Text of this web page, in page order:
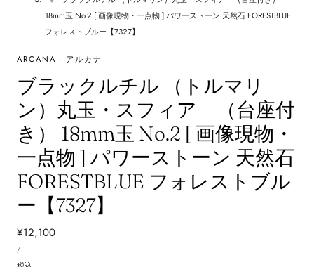
18mm玉 No.2 [ 画像現物・一点物 ] パワーストーン 天然石 FORESTBLUE
フォレストブルー【7327】
ARCANA - アルカナ -
ブラックルチル （トルマリ
ン）丸玉・スフィア （台座付
き） 18mm玉 No.2 [ 画像現物・
一点物 ] パワーストーン 天然石
FORESTBLUE フォレストブル
ー【7327】
通
常
価
¥12,100
単
価/あ